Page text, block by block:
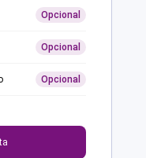
Opcional
Opcional
Opcional